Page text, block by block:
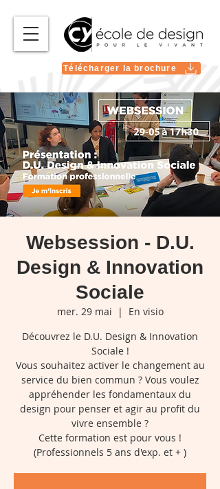
Télécharger la brochure
Websession - D.U.
Design & Innovation
Sociale
mer. 29 mai
  |
En visio
Découvrez le D.U. Design & Innovation
Sociale !
Vous souhaitez activer le changement au
service du bien commun ? Vous voulez
appréhender les fondamentaux du
design pour penser et agir au profit du
vivre ensemble ?
Cette formation est pour vous !
(Professionnels 5 ans d'exp. et + )